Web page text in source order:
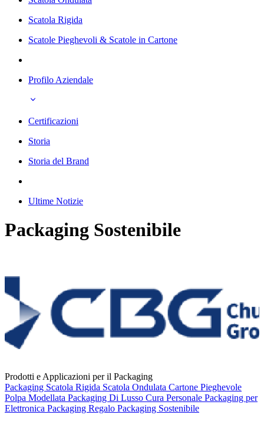
Scatola Rigida
Scatole Pieghevoli & Scatole in Cartone
Profilo Aziendale
Certificazioni
Storia
Storia del Brand
Ultime Notizie
Packaging Sostenibile
Prodotti e Applicazioni per il Packaging
Packaging Scatola Rigida Scatola Ondulata Cartone Pieghevole
Polpa Modellata Packaging Di Lusso Cura Personale Packaging per
Elettronica Packaging Regalo Packaging Sostenibile